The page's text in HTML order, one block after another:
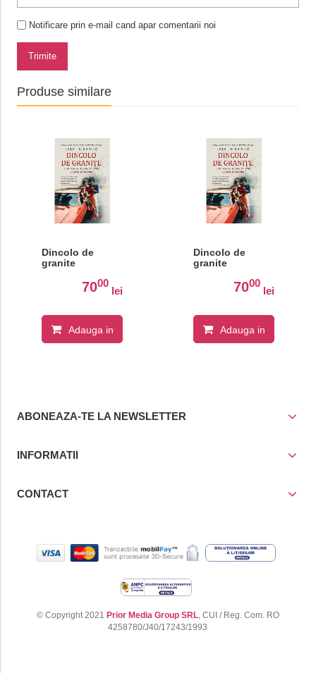
Notificare prin e-mail cand apar comentarii noi
Trimite
Produse similare
Dincolo de
granite
7000
lei
Adauga in
Dincolo de
granite
7000
lei
Adauga in
ABONEAZA-TE LA NEWSLETTER
INFORMATII
CONTACT
© Copyright 2021 Prior Media Group SRL, CUI / Reg. Com. RO
4258780/J40/17243/1993